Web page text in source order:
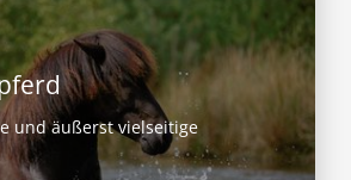
und äußerst vielseitige